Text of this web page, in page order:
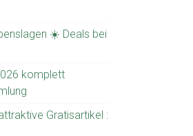
☀️ Deals bei
komplett
Gratisartikel :